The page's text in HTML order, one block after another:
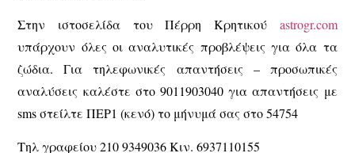
Στην ιστοσελίδα του Πέρρη Κρητικού astrogr.com
υπάρχουν όλες οι αναλυτικές προβλέψεις για όλα τα
ζώδια. Για τηλεφωνικές απαντήσεις – προσωπικές
αναλύσεις καλέστε στο 9011903040 για απαντήσεις με
sms στείλτε ΠΕΡ1 (κενό) το μήνυμά σας στο 54754
Τηλ γραφείου 210 9349036 Κιν. 6937110155